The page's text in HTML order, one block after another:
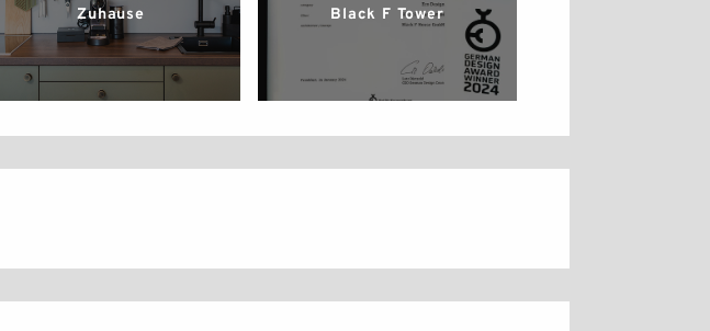
Zuhause
Black F Tower